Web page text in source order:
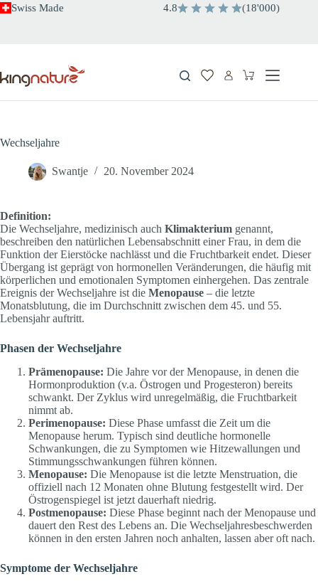
ZumSwiss Made 4.8 (18'000)
Warenkorb
Wechseljahre
Swantje 20. November 2024
Definition:
Die Wechseljahre, medizinisch auch Klimakterium genannt,
beschreiben den natürlichen Lebensabschnitt einer Frau, in dem die
Funktion der Eierstöcke nachlässt und die Fruchtbarkeit endet. Dieser
Übergang ist geprägt von hormonellen Veränderungen, die häufig mit
körperlichen und emotionalen Symptomen einhergehen. Das zentrale
Ereignis der Wechseljahre ist die Menopause – die letzte
Monatsblutung, die im Durchschnitt zwischen dem 45. und 55.
Lebensjahr auftritt.
Phasen der Wechseljahre
Prämenopause: Die Jahre vor der Menopause, in denen die
Hormonproduktion (v.a. Östrogen und Progesteron) bereits
schwankt. Der Zyklus wird unregelmäßig, die Fruchtbarkeit
nimmt ab.
Perimenopause: Diese Phase umfasst die Zeit um die
Menopause herum. Typisch sind deutliche hormonelle
Schwankungen, die zu Symptomen wie Hitzewallungen und
Stimmungsschwankungen führen können.
Menopause: Die Menopause ist die letzte Menstruation, die
offiziell nach 12 Monaten ohne Blutung festgestellt wird. Der
Östrogenspiegel ist jetzt dauerhaft niedrig.
Postmenopause: Diese Phase beginnt nach der Menopause und
dauert den Rest des Lebens an. Die Wechseljahresbeschwerden
können in den ersten Jahren noch anhalten, lassen aber oft nach.
Symptome der Wechseljahre